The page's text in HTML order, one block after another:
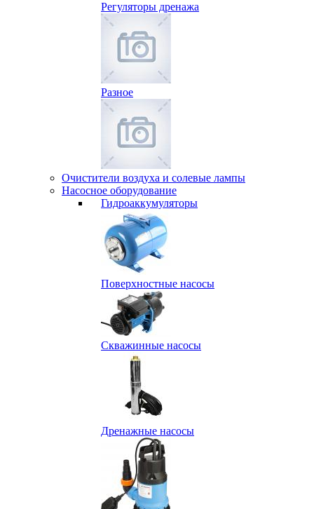
Регуляторы дренажа
Разное
Очистители воздуха и солевые лампы
Насосное оборудование
Гидро­аккумуляторы
Поверхностные насосы
Скважинные насосы
Дренажные насосы